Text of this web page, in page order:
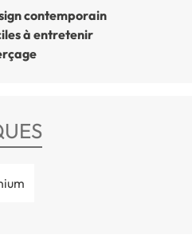
contemporain
à entretenir